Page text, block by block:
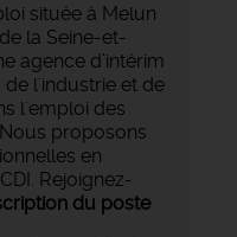
située à Melun
la Seine-et-
agence d’intérim
l'industrie et de
l'emploi des
proposons
en
Rejoignez-
du poste